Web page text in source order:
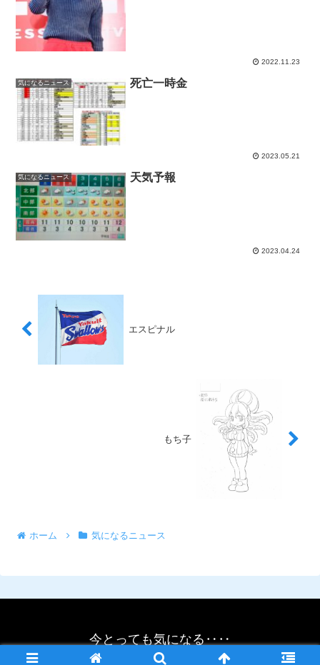
2022.11.23
気になるニュース 死亡一時金
2023.05.21
気になるニュース 天気予報
2023.04.24
エスピナル
もち子
ホーム 気になるニュース
今とっても気になる‥‥
© 2021 今とっても気になる‥‥.